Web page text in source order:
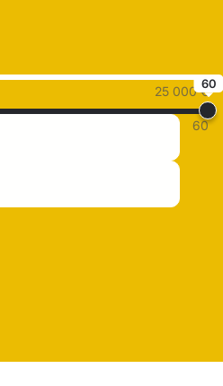
25 000 €60
60